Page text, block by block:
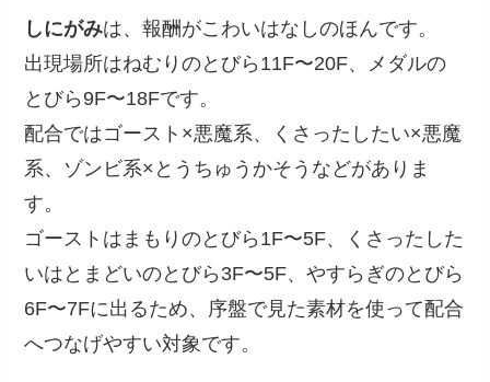
しにがみは、報酬がこわいはなしのほんです。
出現場所はねむりのとびら11F〜20F、メダルの
とびら9F〜18Fです。
配合ではゴースト×悪魔系、くさったしたい×悪魔
系、ゾンビ系×とうちゅうかそうなどがありま
す。
ゴーストはまもりのとびら1F〜5F、くさったした
いはとまどいのとびら3F〜5F、やすらぎのとびら
6F〜7Fに出るため、序盤で見た素材を使って配合
へつなげやすい対象です。